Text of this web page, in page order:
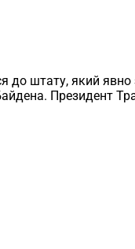
штату, який
Президент